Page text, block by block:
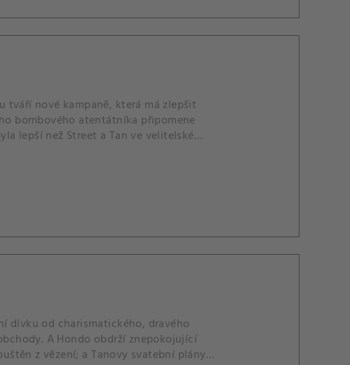
tváří nové kampaně, která má zlepšit
bombového atentátníka připomene
lepší než Street a Tan ve velitelské
dívku od charismatického, dravého
A Hondo obdrží znepokojující
z vězení; a Tanovy svatební plány